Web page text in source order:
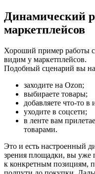
Динамический
маркетплейсов
Хороший пример работы
видим у маркетплейсов.
Подобный сценарий вы
заходите на Ozon;
выбираете товары;
добавляете что‑то
уходите в соцсети;
в ленте вам
товарами.
Это и есть настроенный
зрения площадки, вы уже
к конкретным позициям,